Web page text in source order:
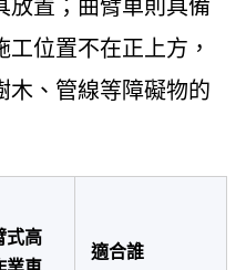
放置；曲臂車則具備
位置不在正上方，
木、管線等障礙物的
式高
適合誰